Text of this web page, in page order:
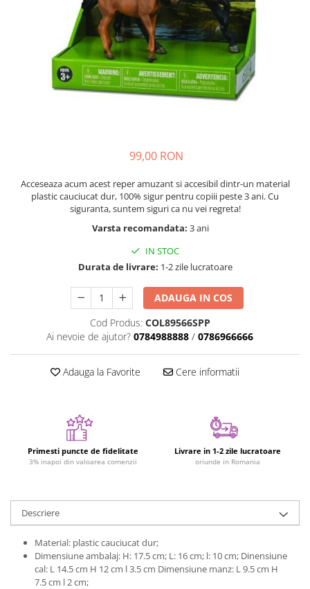
Jucarii interactive
Proiector pentru copii
Instrumente muzicale pentru copii
Caruseluri muzicale
Banc de lucru pentru copii
Casa de papusi
Bormasina magica
Costum Halloween Copii
Animale de jucarie
Jucarii cu Dinozauri
Figurine cu animale domestice
Figurine
Jucarii cu cifre
Seturi Numberblocks
Jucarii de motricitate
Puzzle-uri
Puzzle clasic
Puzzle incastru
Puzzle de podea
IQ puzzle
Cadou copii 8 ani
Cadou copii 9 ani
Cadou copii 10 ani
Cadou copii 11 ani
99,00 RON
Acceseaza acum acest reper amuzant si accesibil dintr-un material
plastic cauciucat dur, 100% sigur pentru copiii peste 3 ani. Cu
siguranta, suntem siguri ca nu vei regreta!
Varsta recomandata: 3 ani
IN STOC
Durata de livrare: 1-2 zile lucratoare
ADAUGA IN COS
Cod Produs: COL89566SPP
Ai nevoie de ajutor? 0784988888 / 0786966666
Adauga la Favorite Cere informatii
Primesti puncte de fidelitate
3% inapoi din valoarea comenzii
Livrare in 1-2 zile lucratoare
oriunde in Romania
Descriere
Material: plastic cauciucat dur;
Dimensiune ambalaj: H: 17.5 cm; L: 16 cm; l: 10 cm; Dinensiune
cal: L 14.5 cm H 12 cm l 3.5 cm Dimensiune manz: L 9.5 cm H
7.5 cm l 2 cm;